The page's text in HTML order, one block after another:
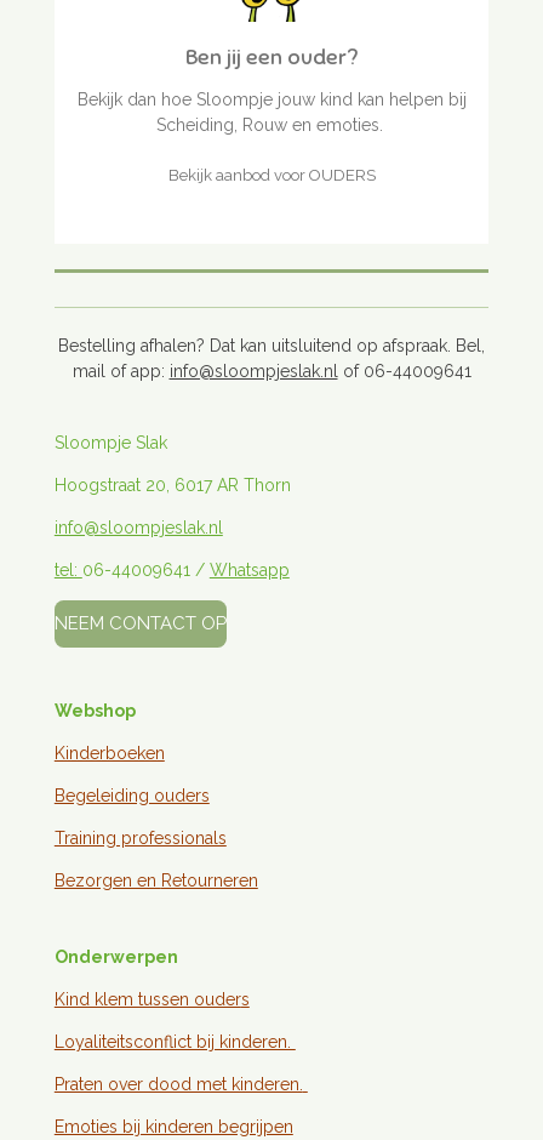
Ben jij een ouder?
Bekijk dan hoe Sloompje jouw kind kan helpen bij
Scheiding, Rouw en emoties.
Bekijk aanbod voor OUDERS
Bestelling afhalen? Dat kan uitsluitend op afspraak. Bel,
mail of app: info@sloompjeslak.nl of 06-44009641
Sloompje Slak
Hoogstraat 20, 6017 AR Thorn
info@sloompjeslak.nl
tel: 06-44009641 / Whatsapp
NEEM CONTACT OP
Webshop
Kinderboeken
Begeleiding ouders
Training professionals
Bezorgen en Retourneren
Onderwerpen
Kind klem tussen ouders
Loyaliteitsconflict bij kinderen.
Praten over dood met kinderen.
Emoties bij kinderen begrijpen